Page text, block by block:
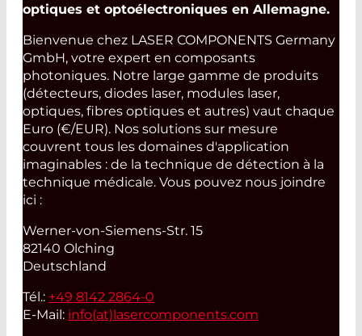
optiques et optoélectroniques en Allemagne.
Bienvenue chez LASER COMPONENTS Germany
GmbH, votre expert en composants
photoniques. Notre large gamme de produits
(détecteurs, diodes laser, modules laser,
optiques, fibres optiques et autres) vaut chaque
Euro (€/EUR). Nos solutions sur mesure
couvrent tous les domaines d'application
imaginables : de la technique de détection à la
technique médicale. Vous pouvez nous joindre
ici :
Werner-von-Siemens-Str. 15
82140 Olching
Deutschland
Tél.: +49 8142 2864-0
E-Mail: info(at)lasercomponents.com